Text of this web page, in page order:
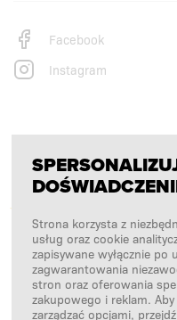
Facebook
Instagram
Strona korzysta z
usług oraz cookie
zapisywane wyłącznie po
zagwarantowania
stron oraz oferowania
zakupowego i reklam.
zarządzać opcjami,